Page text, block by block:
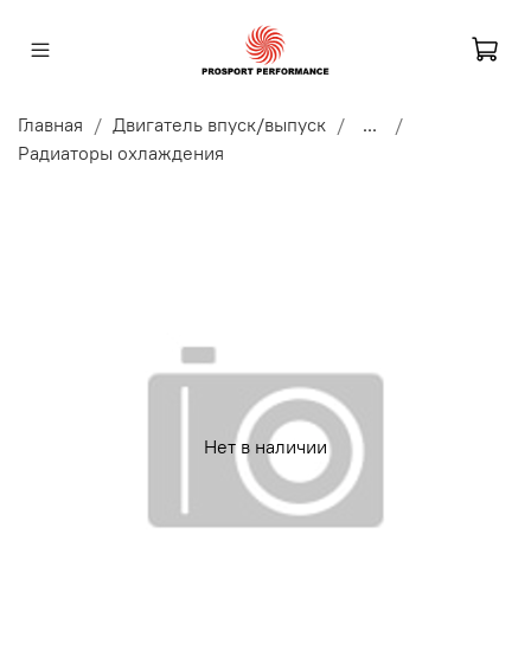
Главная Двигатель впуск/выпуск
...
Радиаторы охлаждения
Нет в наличии